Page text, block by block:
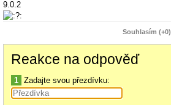
9.0.2
Souhlasím (+0)
Reakce na odpověď
1 Zadajte svou přezdívku: